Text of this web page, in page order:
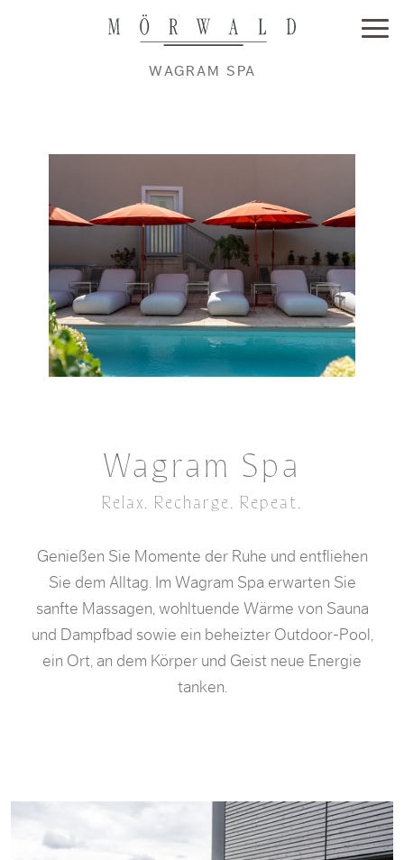
WAGRAM SPA
Wagram Spa
Relax. Recharge. Repeat.
Genießen Sie Momente der Ruhe und entfliehen
Sie dem Alltag. Im Wagram Spa erwarten Sie
sanfte Massagen, wohltuende Wärme von Sauna
und Dampfbad sowie ein beheizter Outdoor-Pool,
ein Ort, an dem Körper und Geist neue Energie
tanken.